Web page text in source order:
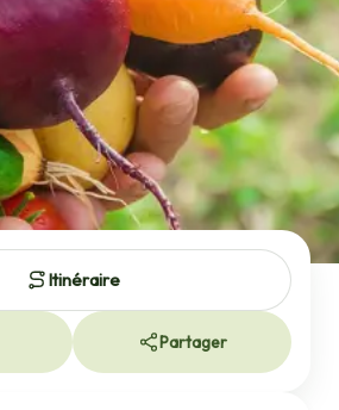
Itinéraire
Partager